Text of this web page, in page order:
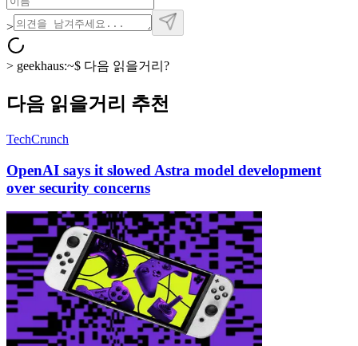
>
> geekhaus:~$ 다음 읽을거리?
다음 읽을거리 추천
TechCrunch
OpenAI says it slowed Astra model development
over security concerns